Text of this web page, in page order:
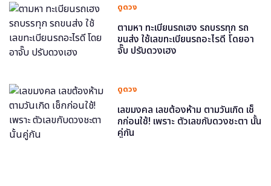
ดูดวง
ตามหา ทะเบียนรถเฮง รถบรรทุก รถ
ขนส่ง ใช้เลขทะเบียนรถอะไรดี โดยอา
จั๊บ ปรับดวงเฮง
ดูดวง
เลขมงคล เลขต้องห้าม ตามวันเกิด เช็
กก่อนใช้! เพราะ ตัวเลขกับดวงชะตา นั้น
คู่กัน